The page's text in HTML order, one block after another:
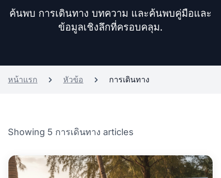
ค้นพบ การเดินทาง บทความ และค้นพบคู่มือและ
ข้อมูลเชิงลึกที่ครอบคลุม.
หน้าแรก หัวข้อ การเดินทาง
Showing 5 การเดินทาง articles